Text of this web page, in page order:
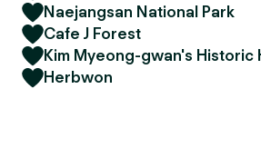
Naejangsan National Park
Cafe J Forest
Kim Myeong-gwan's Historic
Herbwon